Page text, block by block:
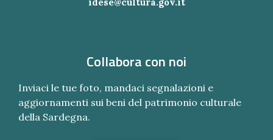
Collabora con noi
Inviaci le tue foto, mandaci segnalazioni e
aggiornamenti sui beni del patrimonio culturale
della Sardegna.